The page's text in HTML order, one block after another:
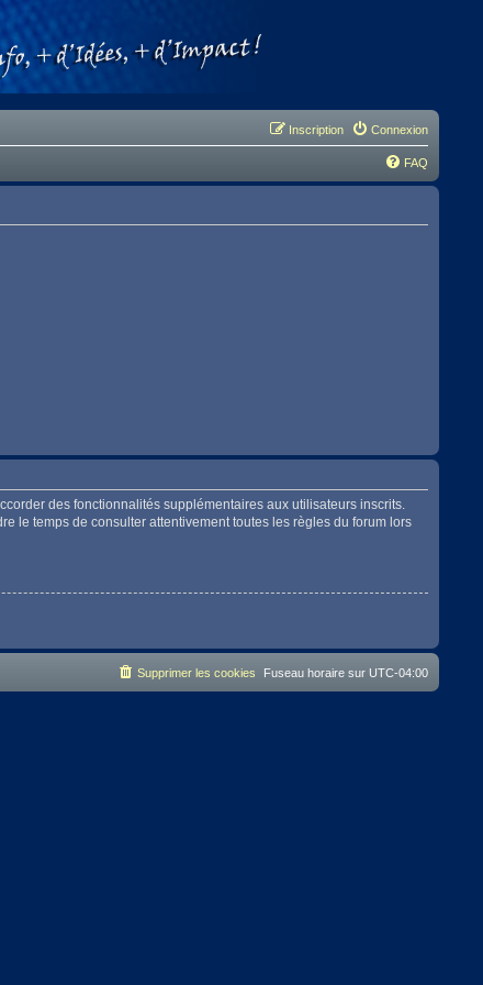
Connexion
Inscription
FAQ
des fonctionnalités supplémentaires aux utilisateurs inscrits.
le temps de consulter attentivement toutes les règles du forum lors
Fuseau horaire sur UTC-04:00
Supprimer les cookies